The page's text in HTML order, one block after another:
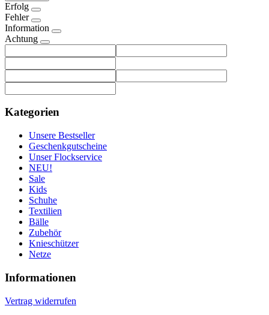
Erfolg
Fehler
Information
Achtung
Kategorien
Unsere Bestseller
Geschenkgutscheine
Unser Flockservice
NEU!
Sale
Kids
Schuhe
Textilien
Bälle
Zubehör
Knieschützer
Netze
Informationen
Vertrag widerrufen